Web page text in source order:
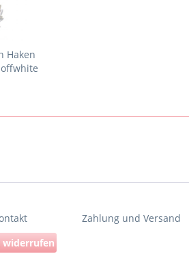
Haken
offwhite
Zahlung und Versand
widerrufen